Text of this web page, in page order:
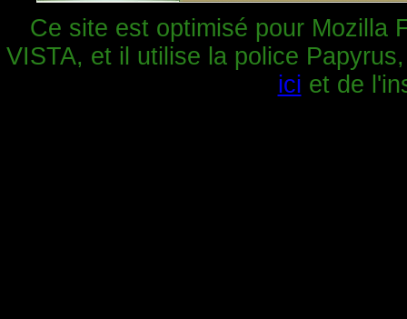
Ce site est optimisé pour Mozilla
VISTA, et il utilise la police
ici et de